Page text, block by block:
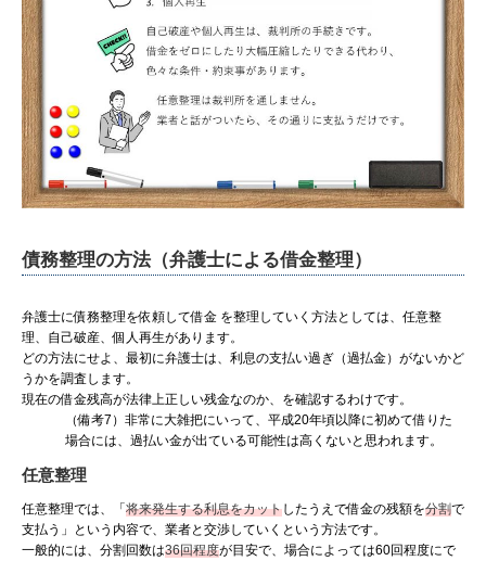
債務整理の方法（弁護士による借金整理）
弁護士に債務整理を依頼して借金 を整理していく方法としては、任意整
理、自己破産、個人再生があります。
どの方法にせよ、最初に弁護士は、利息の支払い過ぎ（過払金）がないかど
うかを調査します。
現在の借金残高が法律上正しい残金なのか、を確認するわけです。
（備考7）非常に大雑把にいって、平成20年頃以降に初めて借りた
場合には、過払い金が出ている可能性は高くないと思われます。
任意整理
任意整理では、「将来発生する利息をカットしたうえで借金の残額を分割で
支払う」という内容で、業者と交渉していくという方法です。
一般的には、分割回数は36回程度が目安で、場合によっては60回程度にで